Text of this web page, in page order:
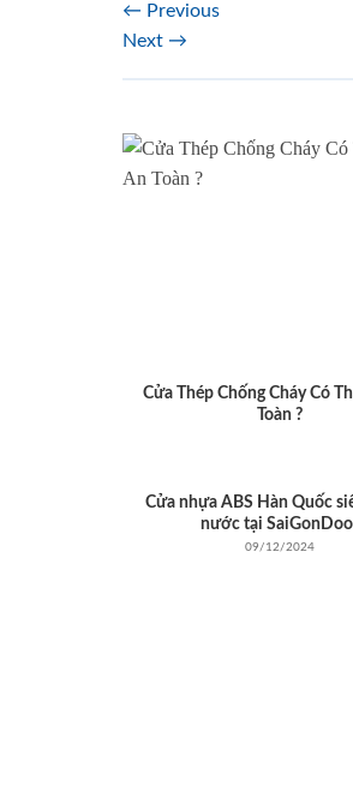
← Previous
Next →
Cửa Thép Chống Cháy Có
Toàn ?
Cửa nhựa ABS Hàn Quốc
nước tại
09/12/2024